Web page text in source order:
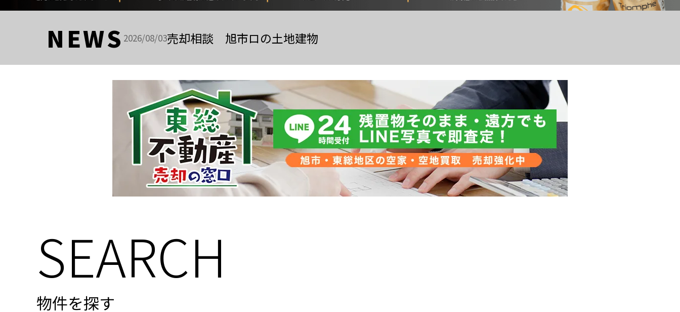
NEWS 2026/08/03売却相談 旭市ロの土地建物
SEARCH
物件を探す